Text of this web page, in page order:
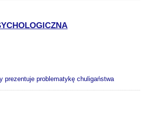
prezentuje problematykę chuligaństwa